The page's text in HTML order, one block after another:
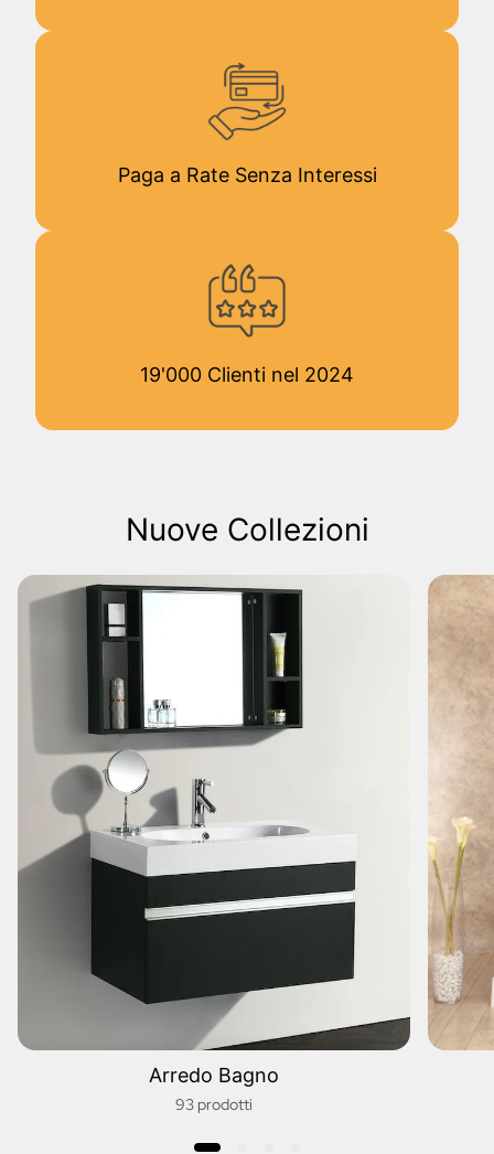
Paga a Rate Senza Interessi
19'000 Clienti nel 2024
Nuove Collezioni
Arredo Bagno
93 prodotti